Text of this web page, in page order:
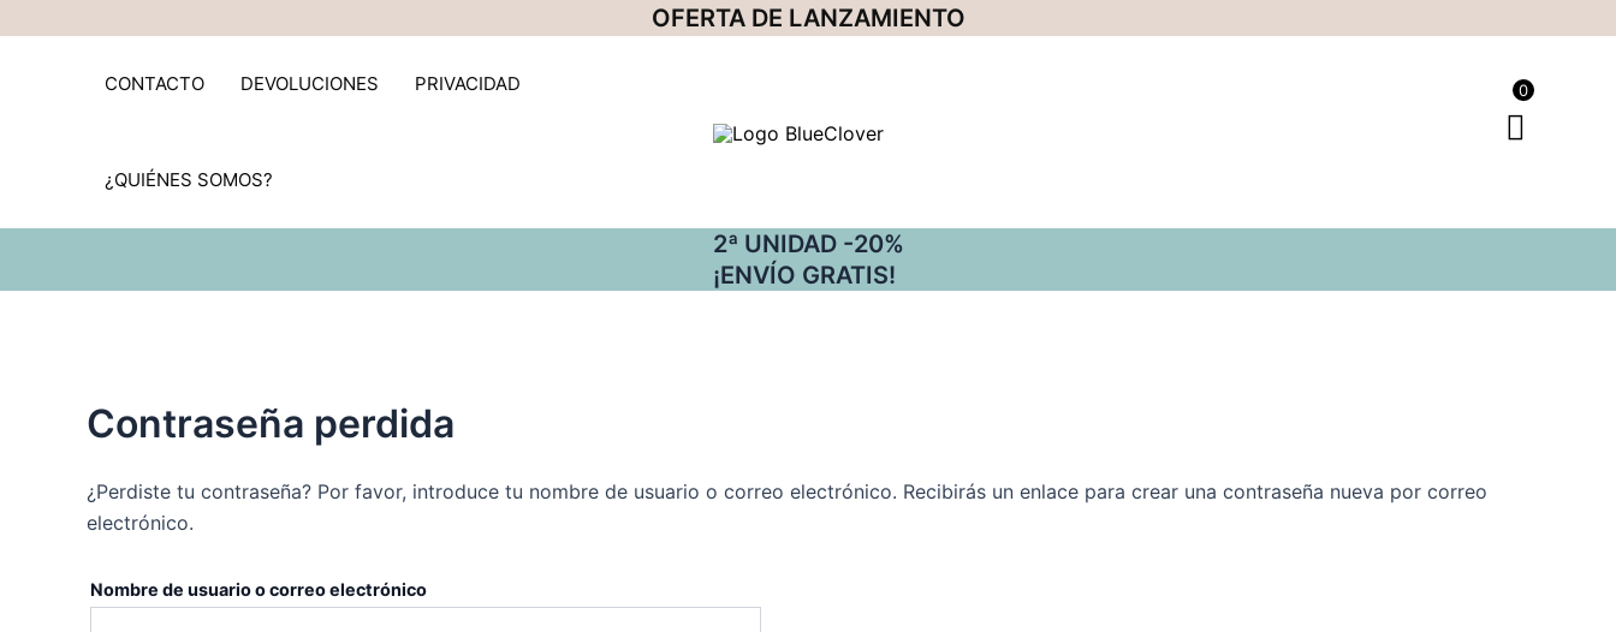
OFERTA DE LANZAMIENTO
CONTACTO DEVOLUCIONES PRIVACIDAD
¿QUIÉNES SOMOS?
0
2ª UNIDAD -20%
¡ENVÍO GRATIS!
Contraseña perdida
¿Perdiste tu contraseña? Por favor, introduce tu nombre de usuario o correo electrónico. Recibirás un enlace para crear una contraseña nueva por correo
electrónico.
Nombre de usuario o correo electrónico